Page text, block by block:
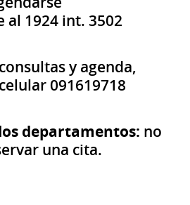
1924 int. 3502
y agenda,
091619718
departamentos: no
una cita.